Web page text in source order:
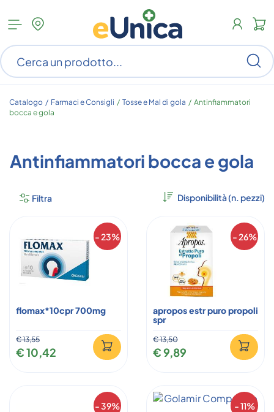
Apri
menu
categorie
Catalogo / Farmaci e Consigli / Tosse e Mal di gola / Antinfiammatori
bocca e gola
Antinfiammatori bocca e gola
Filtra
- 23%
flomax*10cpr 700mg
€ 13,55
€ 10,42
- 26%
apropos estr puro propoli
spr
€ 13,50
€ 9,89
- 39% - 11%